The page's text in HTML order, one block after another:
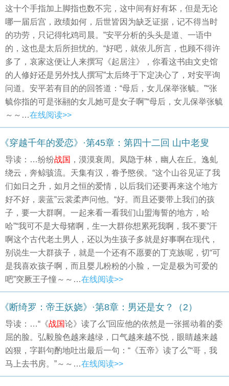
这十个手指加上脚指也数不完，这中间有好有坏，但是无论
哪一届后宫，政绩如何，后世皆因为缺乏证据，记不得当时
的功劳，只记得牝鸡司晨。”安平分析的头头是道、一语中
的，这也是太后所担忧的。“好吧，就依儿所言，也顾不得许
多了，哀家这便让人来撰写《起居注》，你看这书由文史馆
的人修好还是另外找人撰写”太后终于下定决心了，对安平询
问道。安平若有目的的回答道：“母后，女儿保举张毓。”“张
毓你指的可是张翮的女儿她可是女子啊”“母后，女儿保举张毓
～～…在线阅读>>
《穿越千年的爱恋》·第45章：第四十二回 山中老叟
导读：…纷纷战国 ，漠漠衰周。凤隐于林，幽人在丘。逸虬
绕云，奔鲸骇流。天集有汉，眷予愍侯。“这个山谷见证了我
们如日之升，如月之恒的爱情，以后我们还要再来这个地方
好不好，裴蓝”云裳柔声问他。“好。而且还要带上我们的孩
子，要一大群啊。一起来看一看我们山盟海誓的地方，哈
哈”“我可不是大母猪啊，生一大群你想累死我啊，我不要”汗
啊这个古代老土男人，还以为生孩子多就是好事啊在现代，
别说生一大群孩子，就是一个还有不愿要的丁克族呢，切“可
是我喜欢孩子啊，而且婴儿粉粉的小脸，一定是极为可爱的
吧”突厥王子憧～～…在线阅读>>
《断绮罗：帝王妖娆》·第8章：男还是女？（2）
导读：…“《战国论》读了么”回应他的依然是一张摇动着的委
屈的脸。弘毅脸色越来越绿，口气越来越不悦，眼睛越来越
凶狠，字斟句酌地吐出最后一句：“《五帝》读了么”“哥，我
马上去书房。”～～…在线阅读>>